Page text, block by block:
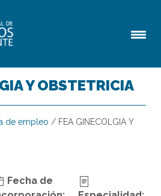
Y OBSTETRICIA
de empleo / FEA GINECOLGIA Y
Fecha de